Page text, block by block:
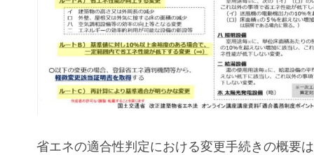
省エネの適合性判定における変更手続きの概要